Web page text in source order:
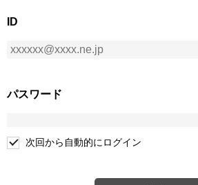
ID
パスワード
次回から自動的にログイン